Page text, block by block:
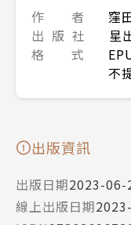
作 者
窪
出 版 社
星
格 式
不
出版資訊
出版日期2023-06-
線上出版日期